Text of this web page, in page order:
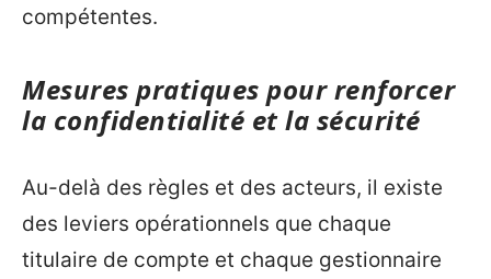
compétentes.
Mesures pratiques pour renforcer
la confidentialité et la sécurité
Au-delà des règles et des acteurs, il existe
des leviers opérationnels que chaque
titulaire de compte et chaque gestionnaire